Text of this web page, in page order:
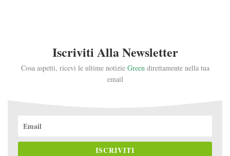
Iscriviti Alla Newsletter
Cosa aspetti, ricevi le ultime notizie Green direttamente nella tua
email
ISCRIVITI